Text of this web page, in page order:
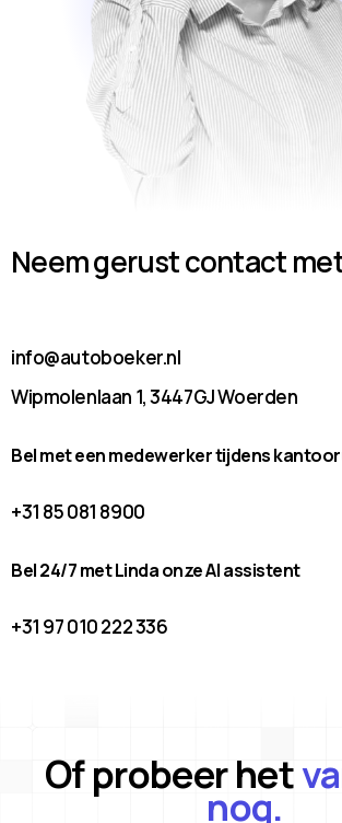
Neem gerust contact
info@autoboeker.nl
Wipmolenlaan 1, 3447GJ Woerden
Bel met een medewerker tijdens
+31 85 081 8900
Bel 24/7 met Linda onze AI assistent
+31 97 010 222 336
Of probeer het
nog.